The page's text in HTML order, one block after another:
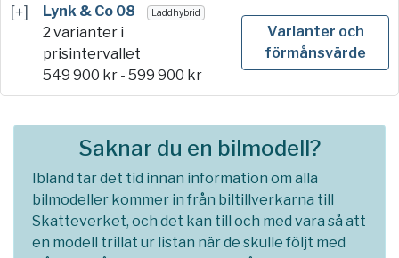
[+] Lynk & Co 08 Laddhybrid
2 varianter i
prisintervallet
549 900 kr -599 900 kr
Varianter och
förmånsvärde
Saknar du en bilmodell?
Ibland tar det tid innan information om alla
bilmodeller kommer in från biltillverkarna till
Skatteverket, och det kan till och med vara så att
en modell trillat ur listan när de skulle följt med